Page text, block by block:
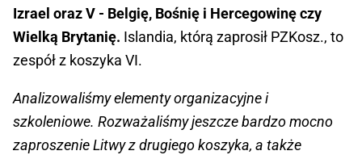
Izrael oraz V - Belgię, Bośnię i Hercegowinę czy
Wielką Brytanię. Islandia, którą zaprosił PZKosz., to
zespół z koszyka VI.
Analizowaliśmy elementy organizacyjne i
szkoleniowe. Rozważaliśmy jeszcze bardzo mocno
zaproszenie Litwy z drugiego koszyka, a także